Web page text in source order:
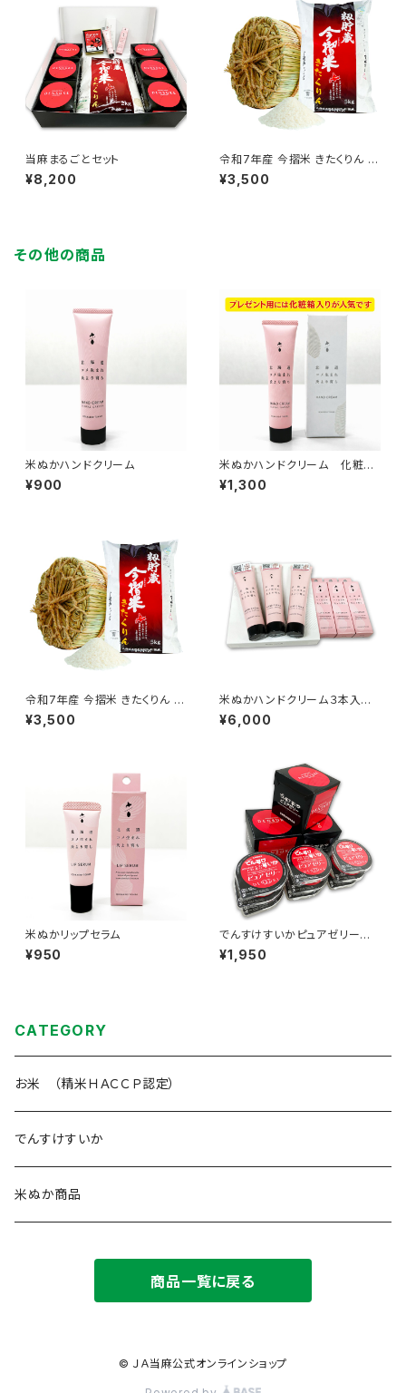
当麻まるごとセット
¥8,200
令和7年産 今摺米 きたくりん 5
kg 精米ＨＡＣＣＰ認定 新米 籾
貯蔵
¥3,500
その他の商品
米ぬかハンドクリーム
¥900
米ぬかハンドクリーム 化粧箱
入り
¥1,300
令和7年産 今摺米 きたくりん 5
kg 精米ＨＡＣＣＰ認定 新米 籾
貯蔵
¥3,500
米ぬかハンドクリーム３本入れ
化粧箱 + 米ぬかリップセラム
3箱
¥6,000
米ぬかリップセラム
¥950
でんすけすいかピュアゼリー 3
個入×3箱
¥1,950
CATEGORY
お米 （精米ＨＡＣＣＰ認定）
でんすけすいか
米ぬか商品
商品一覧に戻る
© ＪＡ当麻公式オンラインショップ